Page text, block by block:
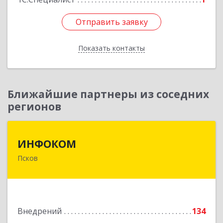
Отправить заявку
Показать контакты
Отправить заявку
Назад
Ближайшие партнеры из соседних
регионов
ИНФОКОМ
Псков
Внедрений
134
180000, Псковская обл, Псков г, Советская ул,